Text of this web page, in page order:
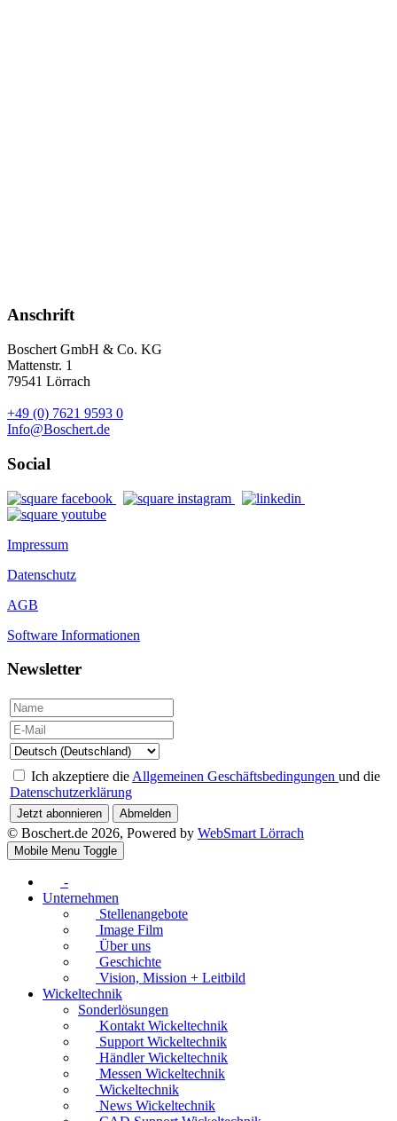
Anschrift
Boschert GmbH & Co. KG
Mattenstr. 1
79541 Lörrach
+49 (0) 7621 9593 0
Info@Boschert.de
Social
Impressum
Datenschutz
AGB
Software Informationen
Newsletter
Ich akzeptiere die Allgemeinen Geschäftsbedingungen und die
Datenschutzerklärung
Jetzt abonnieren Abmelden
© Boschert.de 2026, Powered by WebSmart Lörrach
Mobile Menu Toggle
-
Unternehmen
Stellenangebote
Image Film
Über uns
Geschichte
Vision, Mission + Leitbild
Wickeltechnik
Sonderlösungen
Kontakt Wickeltechnik
Support Wickeltechnik
Händler Wickeltechnik
Messen Wickeltechnik
Wickeltechnik
News Wickeltechnik